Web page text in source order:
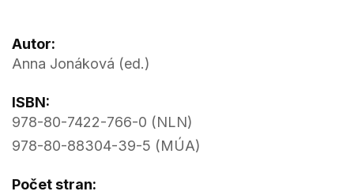
Autor:
Anna Jonáková (ed.)
ISBN:
978-80-7422-766-0 (NLN)
978-80-88304-39-5 (MÚA)
Počet stran: